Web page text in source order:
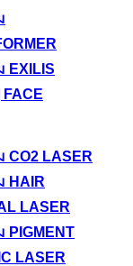
EXILIS
FACE
CO2 LASER
HAIR
LASER
PIGMENT
LASER